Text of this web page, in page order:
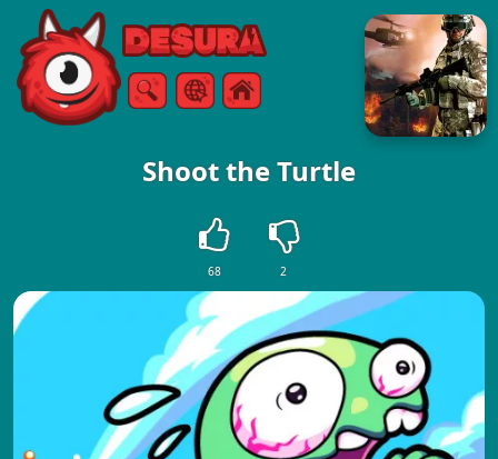
Free Online Games
ZoekenMenu
Shoot the Turtle
68 2